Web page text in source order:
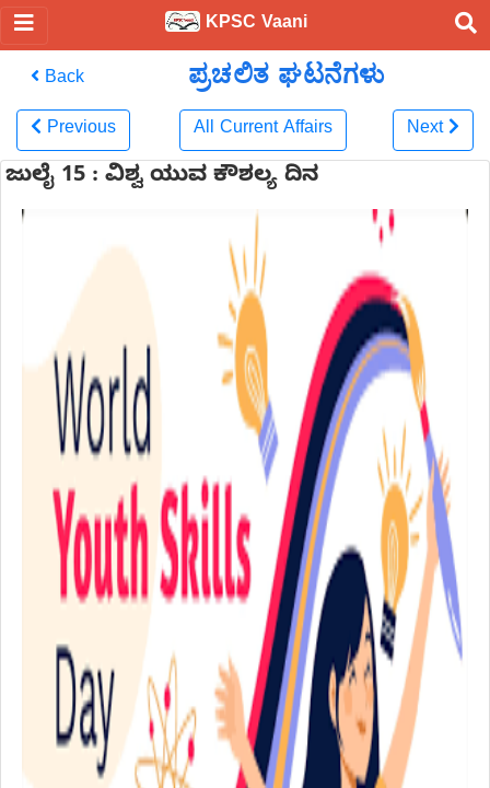
KPSC Vaani
Back ಪ್ರಚಲಿತ ಘಟನೆಗಳು
Previous All Current Affairs Next
ಜುಲೈ 15 : ವಿಶ್ವ ಯುವ ಕೌಶಲ್ಯ ದಿನ